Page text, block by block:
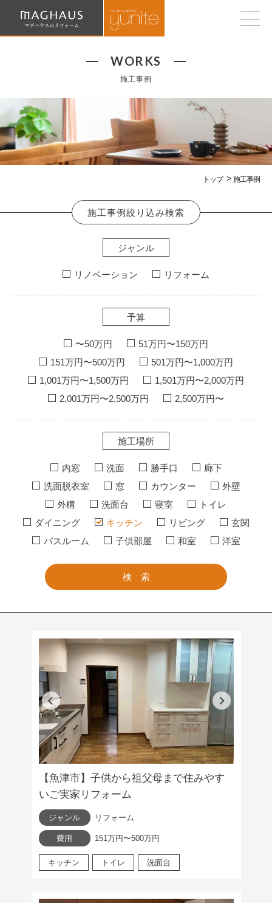
WORKS
施工事例
トップ 施工事例
施工事例絞り込み検索
ジャンル
リノベーション リフォーム
予算
〜50万円
51万円〜150万円
151万円〜500万円
501万円〜1,000万円
1,001万円〜1,500万円
1,501万円〜2,000万円
2,001万円〜2,500万円
2,500万円〜
施工場所
内窓 洗面 勝手口
廊下
洗面脱衣室
窓 カウンター
外壁
外構
洗面台 寝室
トイレ
ダイニング
キッチン リビング
玄関
バスルーム
子供部屋 和室 洋室
検 索
【魚津市】子供から祖父母まで住みやす
いご実家リフォーム
ジャンル リフォーム
費用 151万円〜500万円
キッチン トイレ 洗面台